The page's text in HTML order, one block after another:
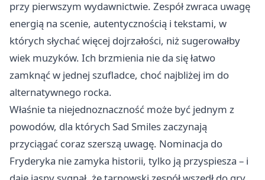
przy pierwszym wydawnictwie. Zespół zwraca uwagę
energią na scenie, autentycznością i tekstami, w
których słychać więcej dojrzałości, niż sugerowałby
wiek muzyków. Ich brzmienia nie da się łatwo
zamknąć w jednej szufladce, choć najbliżej im do
alternatywnego rocka.
Właśnie ta niejednoznaczność może być jednym z
powodów, dla których Sad Smiles zaczynają
przyciągać coraz szerszą uwagę. Nominacja do
Fryderyka nie zamyka historii, tylko ją przyspiesza – i